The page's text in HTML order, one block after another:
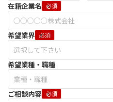
在籍企業名 必須
希望業界 必須
希望業種・職種
ご相談内容 必須